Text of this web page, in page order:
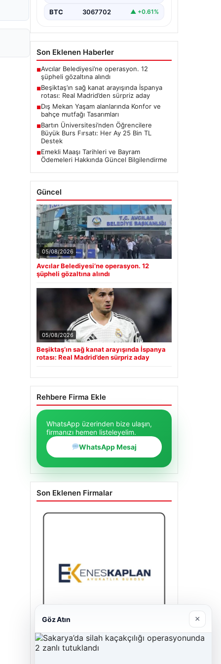
BTC 3067702 ▲ +0.61%
Son Eklenen Haberler
■Avcılar Belediyesi’ne operasyon. 12
şüpheli gözaltına alındı
■Beşiktaş’ın sağ kanat arayışında İspanya
rotası: Real Madrid’den sürpriz aday
■Dış Mekan Yaşam alanlarında Konfor ve
bahçe mutfağı Tasarımları
■Bartın Üniversitesi’nden Öğrencilere
Büyük Burs Fırsatı: Her Ay 25 Bin TL
Destek
■Emekli Maaşı Tarihleri ve Bayram
Ödemeleri Hakkında Güncel Bilgilendirme
Güncel
05/08/2026
Avcılar Belediyesi’ne operasyon. 12
şüpheli gözaltına alındı
05/08/2026
Beşiktaş’ın sağ kanat arayışında İspanya
rotası: Real Madrid’den sürpriz aday
Rehbere Firma Ekle
WhatsApp üzerinden bize ulaşın,
firmanızı hemen listeleyelim.
WhatsApp Mesaj
Son Eklenen Firmalar
Enes Kaplan Avukatlık Bürosu
Göz Atın ×